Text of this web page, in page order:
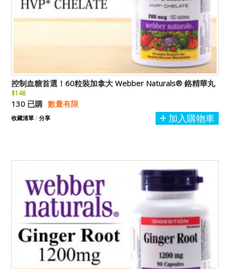
控制血糖首選！60粒裝加拿大 Webber Naturals® 鉻精華丸
$148
130 已購 數量有限
加入購物車
收藏清單 / 分享